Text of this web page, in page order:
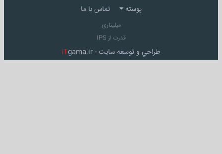
پوسته تماس با ما
میلیتاری
قدرت از IPS
طراحي و توسعه سايت - iTgama.ir